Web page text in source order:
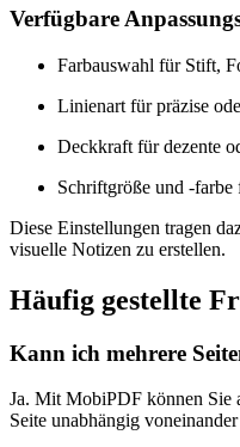
Verfügbare
Farbauswahl für Stift,
Linienart für präzise
Deckkraft für dezente
Schriftgröße und -farbe
Diese Einstellungen tragen
visuelle Notizen zu erstellen.
Häufig gestellte
Kann ich mehrere
Ja. Mit MobiPDF können Sie
Seite unabhängig